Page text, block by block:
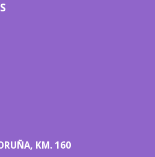
KM. 160